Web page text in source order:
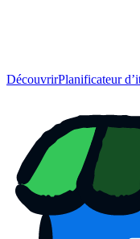
DécouvrirPlanificateur